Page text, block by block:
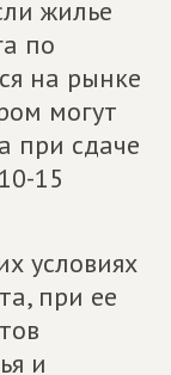
жилье
по
на рынке
могут
при сдаче
15
условиях
при ее
и